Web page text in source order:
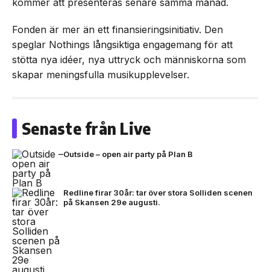
Fonden är mer än ett finansieringsinitiativ. Den
speglar Nothings långsiktiga engagemang för att
stötta nya idéer, nya uttryck och människorna som
skapar meningsfulla musikupplevelser.
Senaste från Live
Outside – open air party på Plan B
Redline firar 30år: tar över stora Solliden scenen
på Skansen 29e augusti.